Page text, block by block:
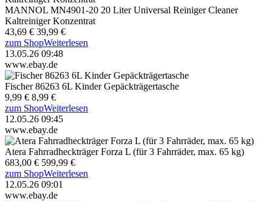
MANNOL MN4901-20 20 Liter Universal Reiniger Cleaner
Kaltreiniger Konzentrat
43,69 € 39,99 €
zum ShopWeiterlesen
13.05.26 09:48
www.ebay.de
Fischer 86263 6L Kinder Gepäckträgertasche
9,99 € 8,99 €
zum ShopWeiterlesen
12.05.26 09:45
www.ebay.de
Atera Fahrradheckträger Forza L (für 3 Fahrräder, max. 65 kg)
683,00 € 599,99 €
zum ShopWeiterlesen
12.05.26 09:01
www.ebay.de